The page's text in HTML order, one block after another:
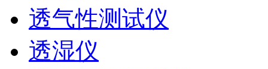
透气性测试仪
透湿仪